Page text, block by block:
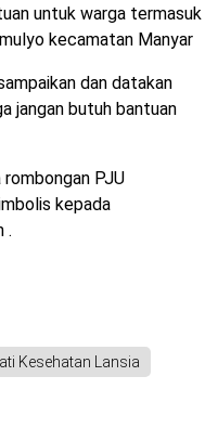
untuk warga termasuk
kecamatan Manyar
dan datakan
jangan butuh bantuan
PJU
kepada
.
Kesehatan Lansia